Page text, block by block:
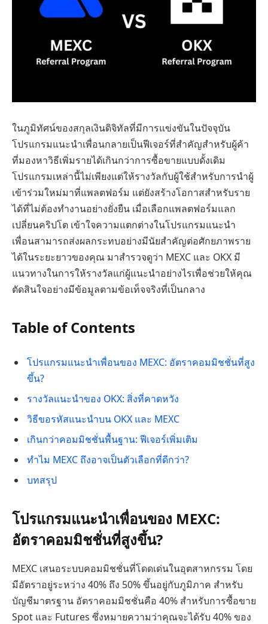
ในภูมิทัศน์ของสกุลเงินดิจิทัลที่มีการแข่งขันในปัจจุบัน
โปรแกรมแนะนำเพื่อนกลายเป็นฟีเจอร์ที่สำคัญสำหรับผู้ค้า
ที่มองหาวิธีเพิ่มรายได้เกินกว่าการซื้อขายแบบดั้งเดิม
โปรแกรมเหล่านี้ไม่เพียงแต่ให้รางวัลกับผู้ใช้สำหรับการนำผู้
เข้าร่วมใหม่มาที่แพลตฟอร์ม แต่ยังสร้างโอกาสสำหรับราย
ได้ที่ไม่ต้องทำงานอย่างยั่งยืน เมื่อเลือกแพลตฟอร์มแลก
เปลี่ยนคริปโต เข้าใจความแตกต่างในโปรแกรมแนะนำ
เพื่อนสามารถส่งผลกระทบอย่างมีนัยสำคัญต่อศักยภาพราย
ได้ในระยะยาวของคุณ มาสำรวจดูว่า MEXC และ OKX มี
แนวทางในการให้รางวัลแก่ผู้แนะนำอย่างไรเพื่อช่วยให้คุณ
ตัดสินใจอย่างมีข้อมูลตามข้อเท็จจริงที่เป็นกลาง
Table of Contents
โปรแกรมแนะนำเพื่อนของ MEXC: อัตราคอมมิชชั่นที่สูง
ขึ้น?
รางวัลแนะนำของ OKX: สิ่งที่คาดหวัง
วิธีขอรหัสแนะนำบน OKX และ MEXC
เกินกว่าคอมมิชชั่นพื้นฐาน: ฟีเจอร์เพิ่มเติม
ทำไม MEXC ถึงอาจเป็นตัวเลือกที่ดีกว่า?
บทสรุป
โปรแกรมแนะนำเพื่อนของ MEXC:
อัตราคอมมิชชั่นที่สูงขึ้น?
MEXC เสนอระบบคอมมิชชั่นที่โดดเด่นในอุตสาหกรรม โดย
มีอัตราอยู่ระหว่าง 40% ถึง 50% ขึ้นอยู่กับภูมิภาค สำหรับ
บัญชีมาตรฐาน อัตราคอมมิชชั่นคือ 40% สำหรับการซื้อขาย
Spot และ Futures ซึ่งหมายความว่าคุณจะได้รับ 40% ของ